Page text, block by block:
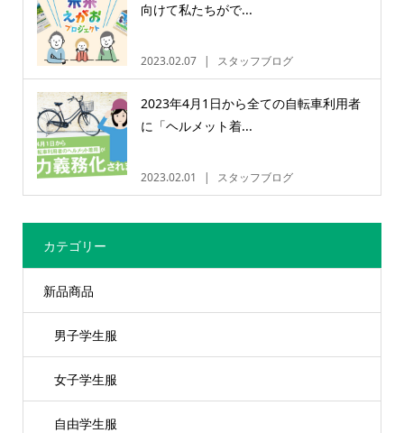
向けて私たちがで...
2023.02.07 スタッフブログ
2023年4月1日から全ての自転車利用者
に「ヘルメット着...
2023.02.01 スタッフブログ
カテゴリー
新品商品
男子学生服
女子学生服
自由学生服